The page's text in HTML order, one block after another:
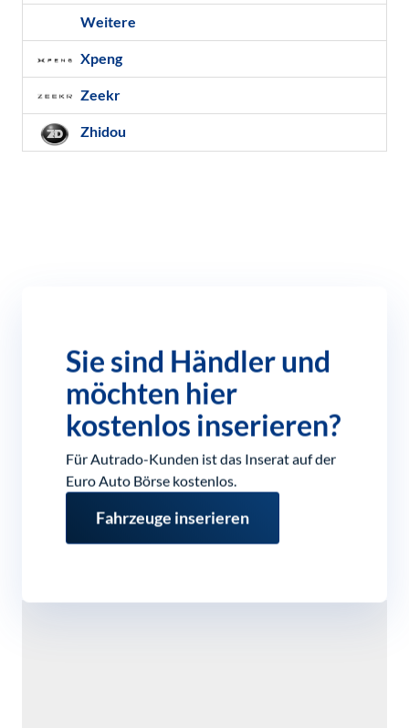
Weitere
Xpeng
Zeekr
Zhidou
Sie sind Händler und
möchten hier
kostenlos inserieren?
Für Autrado-Kunden ist das Inserat auf der
Euro Auto Börse kostenlos.
Fahrzeuge inserieren